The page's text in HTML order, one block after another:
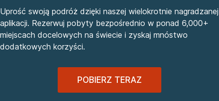
Uprość swoją podróż dzięki naszej wielokrotnie nagradzanej
aplikacji. Rezerwuj pobyty bezpośrednio w ponad 6,000+
miejscach docelowych na świecie i zyskaj mnóstwo
dodatkowych korzyści.
POBIERZ TERAZ